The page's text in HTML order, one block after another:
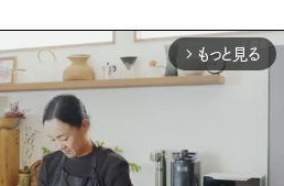
arrow_forward_ios もっと見る